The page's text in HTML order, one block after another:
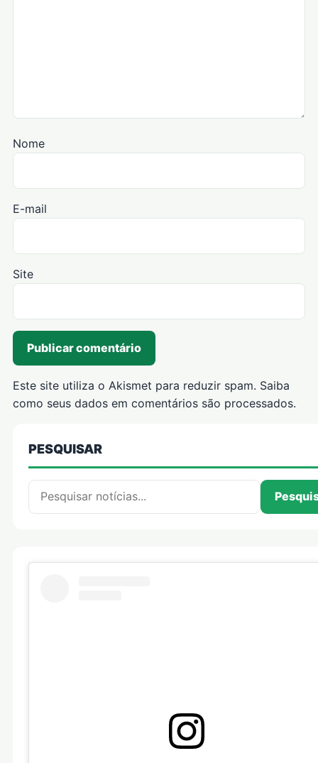
Nome
E-mail
Site
Este site utiliza o Akismet para reduzir spam. Saiba
como seus dados em comentários são processados.
PESQUISAR
Pesquisar por: